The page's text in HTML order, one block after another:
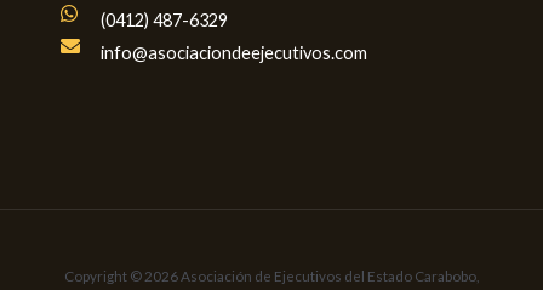
(0412) 487-6329
info@asociaciondeejecutivos.com
Copyright © 2026 Asociación de Ejecutivos del Estado Carabobo,